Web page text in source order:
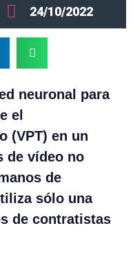
24/10/2022
neuronal para
el
(VPT) en un
de vídeo no
de
sólo una
de contratistas